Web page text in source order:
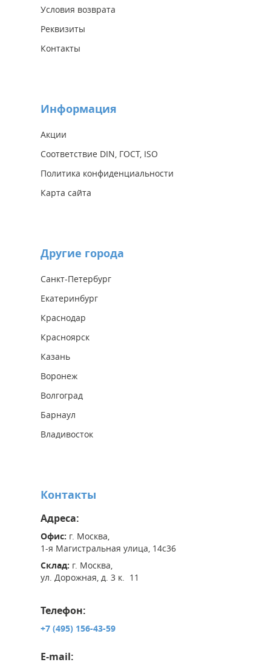
Условия возврата
Реквизиты
Контакты
Информация
Акции
Соответствие DIN, ГОСТ, ISO
Политика конфиденциальности
Карта сайта
Другие города
Санкт-Петербург
Екатеринбург
Краснодар
Красноярск
Казань
Воронеж
Волгоград
Барнаул
Владивосток
Контакты
Адреса:
Офис: г. Москва,
1-я Магистральная улица, 14с36
Склад: г. Москва,
ул. Дорожная, д. 3 к. 11
Телефон:
+7 (495) 156-43-59
E-mail: